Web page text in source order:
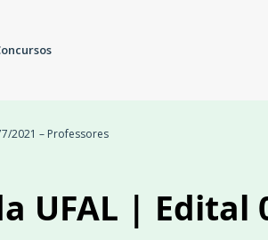
2021 – Professores
UFAL | Edital